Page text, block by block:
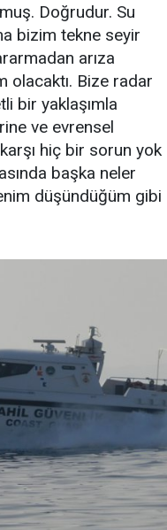
Doğrudur. Su
bizim tekne seyir
arıza
olacaktı. Bize radar
bir yaklaşımla
ve evrensel
hiç bir sorun yok
başka neler
düşündüğüm gibi